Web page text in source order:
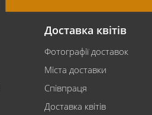
Доставка квітів
Фотографії доставок
Міста доставки
Співпраця
Доставка квітів